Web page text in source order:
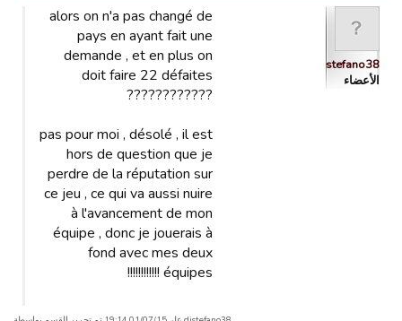
distefano38
الأعضاء
alors on n'a pas changé de
pays en ayant fait une
demande , et en plus on
doit faire 22 défaites
????????????
pas pour moi , désolé , il est
hors de question que je
perdre de la réputation sur
ce jeu , ce qui va aussi nuire
à l'avancement de mon
équipe , donc je jouerais à
fond avec mes deux
équipes !!!!!!!!!!!!